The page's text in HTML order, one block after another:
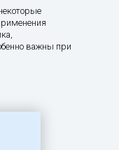
важны при